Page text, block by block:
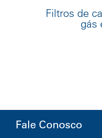
Filtros de
gás
Fale Conosco